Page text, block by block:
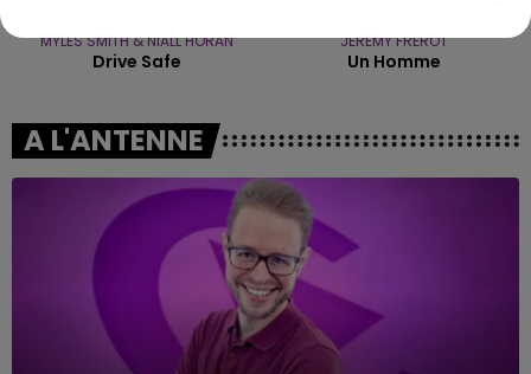
MYLES SMITH & NIALL HORAN
Drive Safe
JEREMY FREROT
Un Homme
A L'ANTENNE